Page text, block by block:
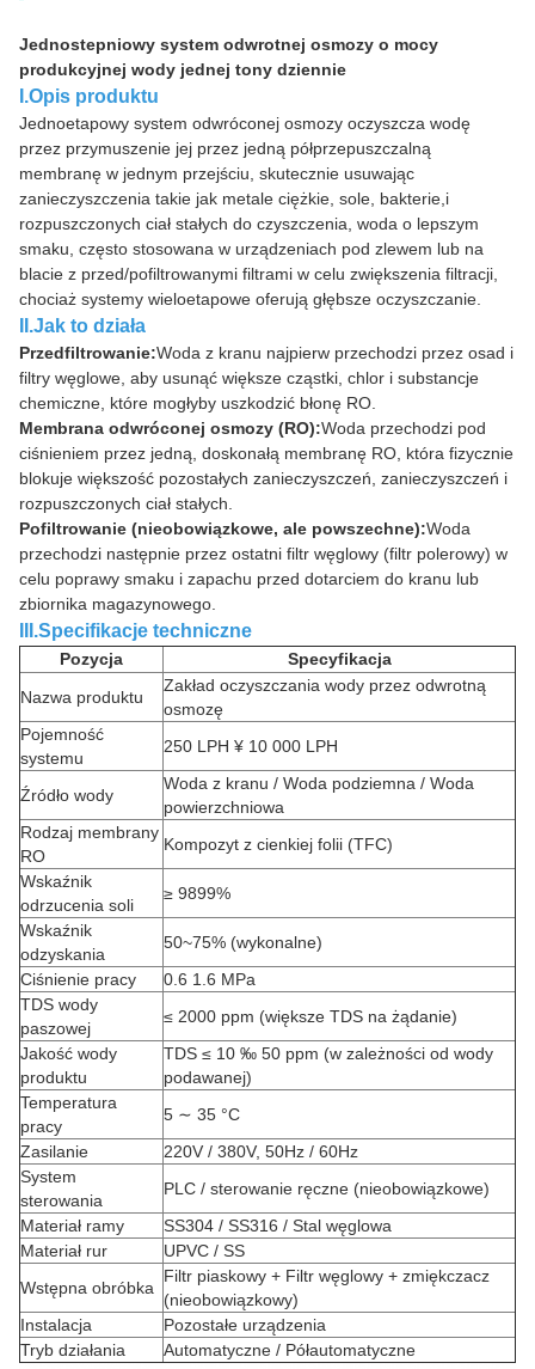
Jednostepniowy system odwrotnej osmozy o mocy
produkcyjnej wody jednej tony dziennie
I.Opis produktu
Jednoetapowy system odwróconej osmozy oczyszcza wodę
przez przymuszenie jej przez jedną półprzepuszczalną
membranę w jednym przejściu, skutecznie usuwając
zanieczyszczenia takie jak metale ciężkie, sole, bakterie,i
rozpuszczonych ciał stałych do czyszczenia, woda o lepszym
smaku, często stosowana w urządzeniach pod zlewem lub na
blacie z przed/pofiltrowanymi filtrami w celu zwiększenia filtracji,
chociaż systemy wieloetapowe oferują głębsze oczyszczanie.
II.Jak to działa
Przedfiltrowanie:Woda z kranu najpierw przechodzi przez osad i
filtry węglowe, aby usunąć większe cząstki, chlor i substancje
chemiczne, które mogłyby uszkodzić błonę RO.
Membrana odwróconej osmozy (RO):Woda przechodzi pod
ciśnieniem przez jedną, doskonałą membranę RO, która fizycznie
blokuje większość pozostałych zanieczyszczeń, zanieczyszczeń i
rozpuszczonych ciał stałych.
Pofiltrowanie (nieobowiązkowe, ale powszechne):Woda
przechodzi następnie przez ostatni filtr węglowy (filtr polerowy) w
celu poprawy smaku i zapachu przed dotarciem do kranu lub
zbiornika magazynowego.
III.Specifikacje techniczne
Pozycja
Specyfikacja
Nazwa produktu
Zakład oczyszczania wody przez odwrotną
osmozę
Pojemność
systemu
250 LPH ¥ 10 000 LPH
Źródło wody
Woda z kranu / Woda podziemna / Woda
powierzchniowa
Rodzaj membrany
RO
Kompozyt z cienkiej folii (TFC)
Wskaźnik
odrzucenia soli
≥ 9899%
Wskaźnik
odzyskania
50~75% (wykonalne)
Ciśnienie pracy
0.6 1.6 MPa
TDS wody
paszowej
≤ 2000 ppm (większe TDS na żądanie)
Jakość wody
produktu
TDS ≤ 10 ‰ 50 ppm (w zależności od wody
podawanej)
Temperatura
pracy
5 ∼ 35 °C
Zasilanie
220V / 380V, 50Hz / 60Hz
System
sterowania
PLC / sterowanie ręczne (nieobowiązkowe)
Materiał ramy
SS304 / SS316 / Stal węglowa
Materiał rur
UPVC / SS
Wstępna obróbka
Filtr piaskowy + Filtr węglowy + zmiękczacz
(nieobowiązkowy)
Instalacja
Pozostałe urządzenia
Tryb działania
Automatyczne / Półautomatyczne